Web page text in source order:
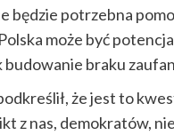
będzie potrzebna
może być
braku
że jest to
z nas, demokratów,